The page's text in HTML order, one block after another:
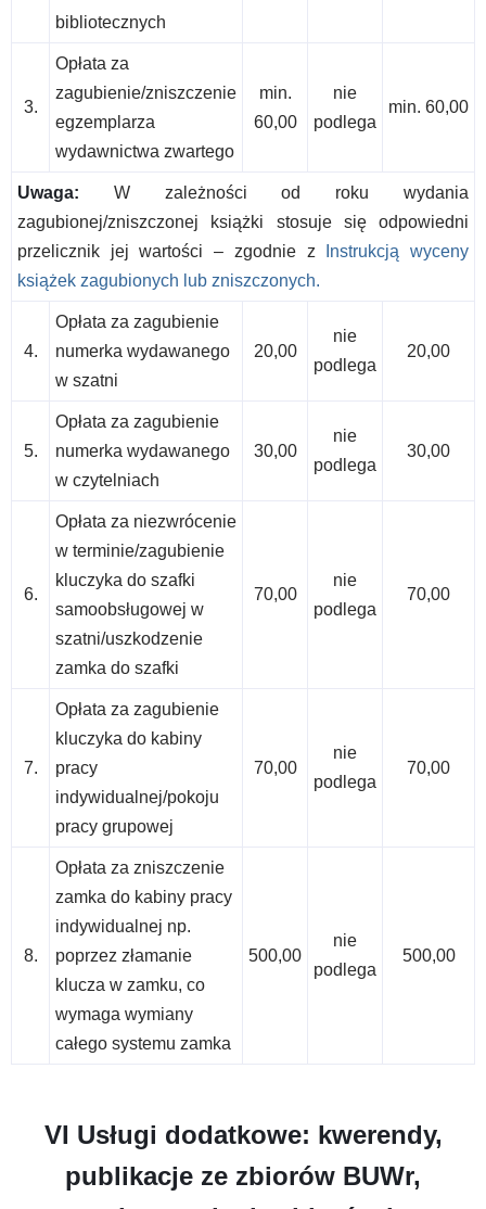
bibliotecznych
3.
Opłata za
zagubienie/zniszczenie
egzemplarza
wydawnictwa zwartego
min.
60,00
nie
podlega
min. 60,00
Uwaga: W zależności od roku wydania
zagubionej/zniszczonej książki stosuje się odpowiedni
przelicznik jej wartości – zgodnie z
Instrukcją wyceny
książek zagubionych lub zniszczonych.
4.
Opłata za zagubienie
numerka wydawanego
w szatni
20,00
nie
podlega
20,00
5.
Opłata za zagubienie
numerka wydawanego
w czytelniach
30,00
nie
podlega
30,00
6.
Opłata za niezwrócenie
w terminie/zagubienie
kluczyka do szafki
samoobsługowej w
szatni/uszkodzenie
zamka do szafki
70,00
nie
podlega
70,00
7.
Opłata za zagubienie
kluczyka do kabiny
pracy
indywidualnej/pokoju
pracy grupowej
70,00
nie
podlega
70,00
8.
Opłata za zniszczenie
zamka do kabiny pracy
indywidualnej np.
poprzez złamanie
klucza w zamku, co
wymaga wymiany
całego systemu zamka
500,00
nie
podlega
500,00
VI Usługi dodatkowe: kwerendy,
publikacje ze zbiorów BUWr,